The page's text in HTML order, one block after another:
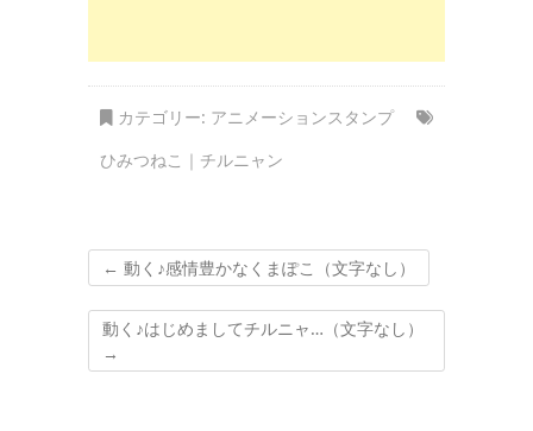
カテゴリー: アニメーションスタンプ
ひみつねこ｜チルニャン
← 動く♪感情豊かなくまぽこ（文字なし）
動く♪はじめましてチルニャ…（文字なし）
→